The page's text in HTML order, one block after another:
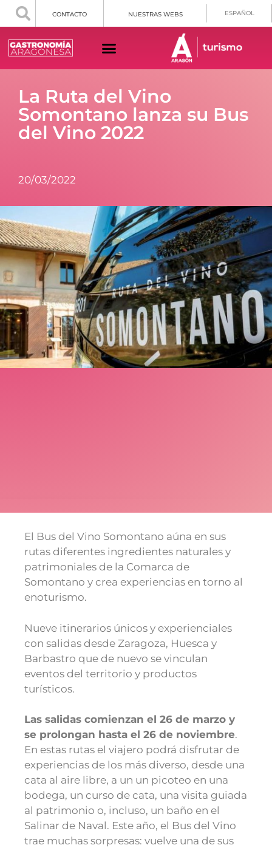
CONTACTO NUESTRAS WEBS ESPAÑOL
La Ruta del Vino
Somontano lanza su Bus
del Vino 2022
20/03/2022
El Bus del Vino Somontano aúna en sus
rutas diferentes ingredientes naturales y
patrimoniales de la Comarca de
Somontano y crea experiencias en torno al
enoturismo.
Nueve itinerarios únicos y experienciales
con salidas desde Zaragoza, Huesca y
Barbastro que de nuevo se vinculan
eventos del territorio y productos
turísticos.
Las salidas comienzan el 26 de marzo y
se prolongan hasta el 26 de noviembre.
En estas rutas el viajero podrá disfrutar de
experiencias de los más diverso, desde una
cata al aire libre, a un un picoteo en una
bodega, un curso de cata, una visita guiada
al patrimonio o, incluso, un baño en el
Salinar de Naval. Este año, el Bus del Vino
trae muchas sorpresas: vuelve una de sus